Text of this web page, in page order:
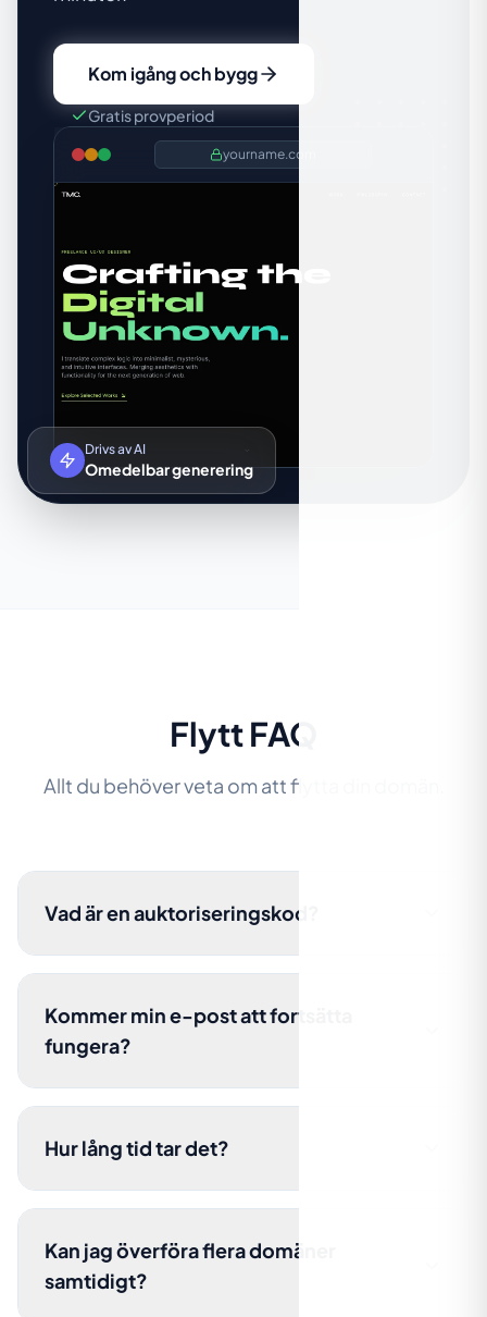
Kom igång och bygg
Gratis provperiod
yourname.com
Drivs av AI
Omedelbar generering
Flytt FAQ
Allt du behöver veta om att flytta din domän.
Vad är en auktoriseringskod?
Kommer min e-post att fortsätta
fungera?
Hur lång tid tar det?
Kan jag överföra flera domäner
samtidigt?